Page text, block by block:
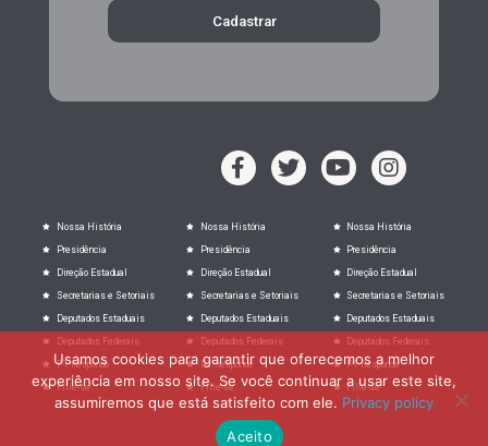
Cadastrar
Nossa História
Presidência
Direção Estadual
Secretarias e Setoriais
Deputados Estaduais
Deputados Federais
PT Responde
Filie-se
Nossa História
Presidência
Direção Estadual
Secretarias e Setoriais
Deputados Estaduais
Deputados Federais
PT Responde
Filie-se
Nossa História
Presidência
Direção Estadual
Secretarias e Setoriais
Deputados Estaduais
Deputados Federais
PT Responde
Filie-se
Usamos cookies para garantir que oferecemos a melhor
experiência em nosso site. Se você continuar a usar este site,
assumiremos que está satisfeito com ele. Privacy policy
Aceito